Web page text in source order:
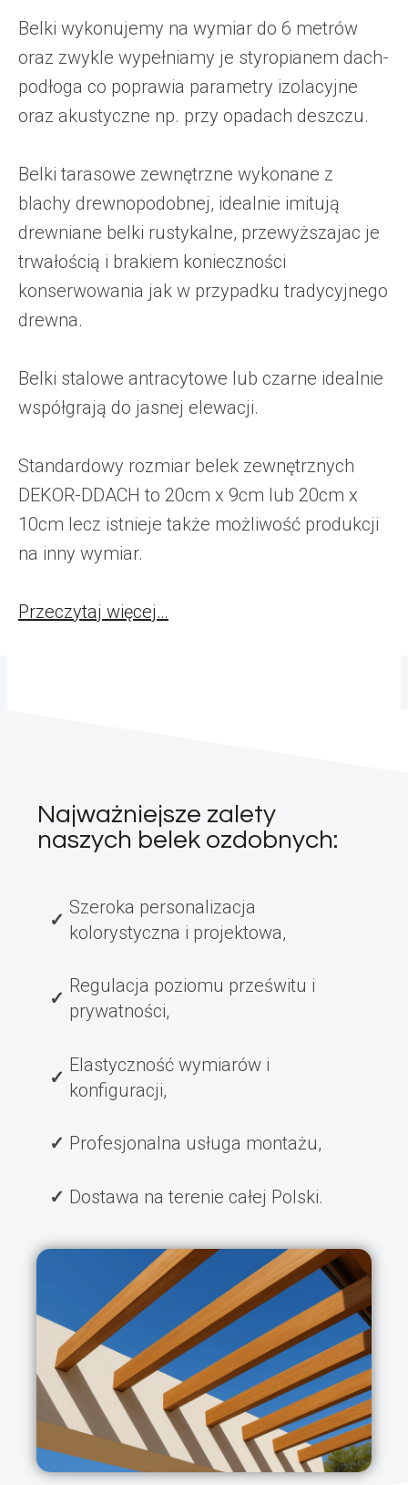
Belki wykonujemy na wymiar do 6 metrów
oraz zwykle wypełniamy je styropianem dach-
podłoga co poprawia parametry izolacyjne
oraz akustyczne np. przy opadach deszczu.
Belki tarasowe zewnętrzne wykonane z
blachy drewnopodobnej, idealnie imitują
drewniane belki rustykalne, przewyższajac je
trwałością i brakiem konieczności
konserwowania jak w przypadku tradycyjnego
drewna.
Belki stalowe antracytowe lub czarne idealnie
współgrają do jasnej elewacji.
Standardowy rozmiar belek zewnętrznych
DEKOR-DDACH to 20cm x 9cm lub 20cm x
10cm lecz istnieje także możliwość produkcji
na inny wymiar.
Przeczytaj więcej…
Najważniejsze zalety
naszych belek ozdobnych:
Szeroka personalizacja
kolorystyczna i projektowa,
Regulacja poziomu prześwitu i
prywatności,
Elastyczność wymiarów i
konfiguracji,
Profesjonalna usługa montażu,
Dostawa na terenie całej Polski.